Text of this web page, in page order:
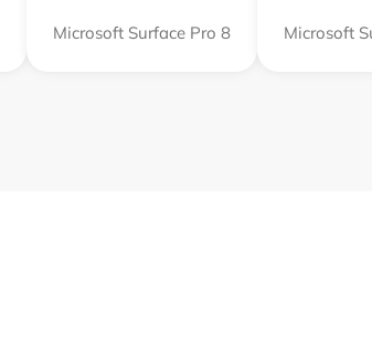
Microsoft Surface Pro 8 Microsoft